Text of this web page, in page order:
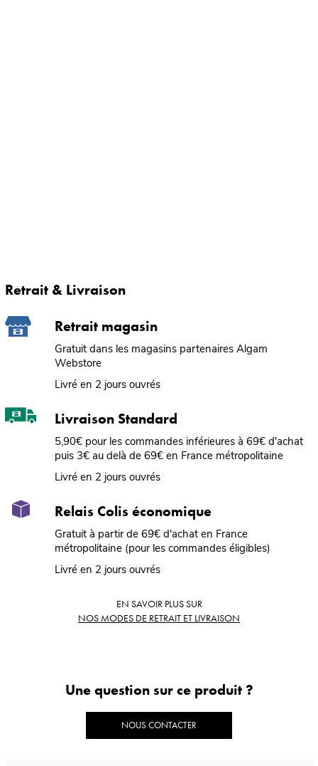
Retrait & Livraison
Retrait magasin
Gratuit dans les magasins partenaires Algam
Webstore
Livré en 2 jours ouvrés
Livraison Standard
5,90€ pour les commandes inférieures à 69€ d'achat
puis 3€ au delà de 69€ en France métropolitaine
Livré en 2 jours ouvrés
Relais Colis économique
Gratuit à partir de 69€ d'achat en France
métropolitaine (pour les commandes éligibles)
Livré en 2 jours ouvrés
EN SAVOIR PLUS SUR
NOS MODES DE RETRAIT ET LIVRAISON
Une question sur ce produit ?
NOUS CONTACTER